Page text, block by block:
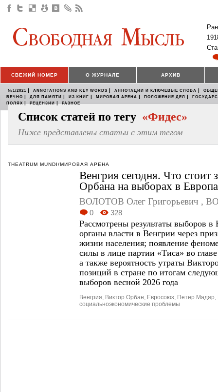
СВЕЖИЙ НОМЕР О ЖУРНАЛЕ АРХИВ
№1/2021 | ANNOTATIONS AND KEY WORDS | АННОТАЦИИ И КЛЮЧЕВЫЕ СЛОВА |
ВЕЧНО | ДЛЯ ПАМЯТИ | ИЗ КНИГ | МИРОВАЯ АРЕНА | ПОЛОЖЕНИЕ ДЕЛ |
ПОЛЯХ | РЕЦЕНЗИИ | РАЗНОЕ
Список статей по тегу «Фидес»
Ниже представлены статьи с этим тегом
THEATRUM MUNDI/МИРОВАЯ АРЕНА
Венгрия сегодня. Что стоит
Орбана на выборах в
ВОЛОТОВ Олег Григорьевич ,
0 328
Рассмотрены результаты выборов
органы власти в Венгрии через
жизни населения; появление
силы в лице партии «Тиса» во
а также вероятность утраты
позиций в стране по итогам
выборов весной 2026 года
Венгрия Виктор Орбан Евросоюз Петер Мадяр
социально­экономические проблемы